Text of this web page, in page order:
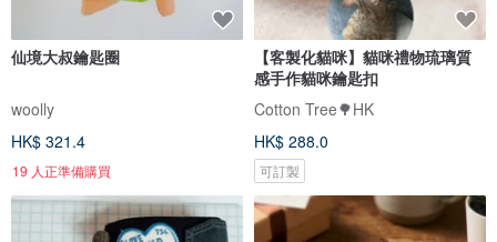
仙境大叔鑰匙圈
woolly
HK$ 321.4
19 人正準備購買
【客製化貓咪】貓咪禮物琉璃質
感手作貓咪鑰匙扣
Cotton Tree🌳HK
HK$ 288.0
可訂製